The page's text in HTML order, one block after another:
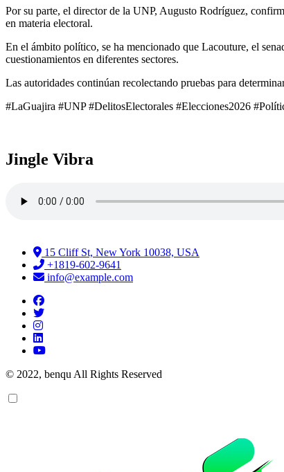
Por su parte, el director de la UNP, Augusto Rodríguez,
en materia electoral.
En el ámbito político, se ha mencionado que Lacouture, el
cuestionamientos en diferentes sectores.
Las autoridades continúan recolectando pruebas para
#LaGuajira #UNP #DelitosElectorales #Elecciones2026
Jingle Vibra
15 Cliff St, New York 10038, USA
+1819-602-9641
info@example.com
© 2022, benqu All Rights Reserved